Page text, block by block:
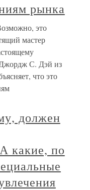
рынка
это
мастер
Джордж С. Дэй из
что это
должен
какие, по